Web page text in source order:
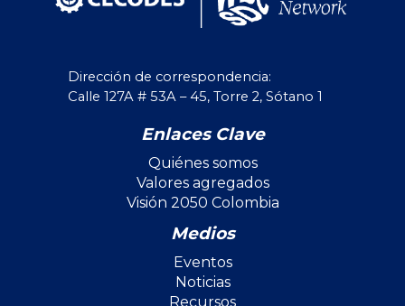
Dirección de correspondencia:
Calle 127A # 53A – 45, Torre 2, Sótano 1
Enlaces Clave
Quiénes somos
Valores agregados
Visión 2050 Colombia
Medios
Eventos
Noticias
Recursos